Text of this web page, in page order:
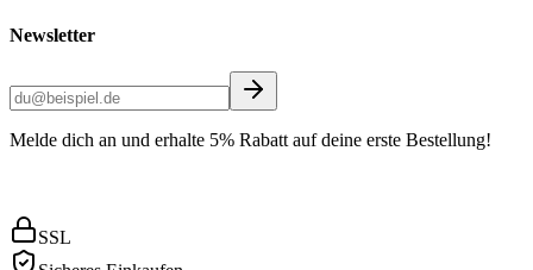
Newsletter
Melde dich an und erhalte 5% Rabatt auf deine erste Bestellung!
SSL